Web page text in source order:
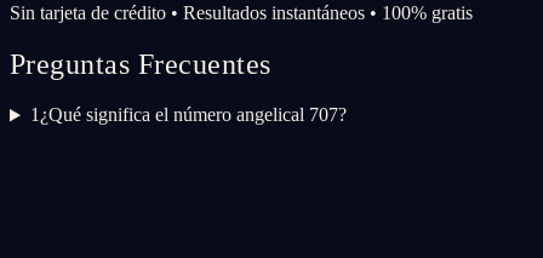
Sin tarjeta de crédito • Resultados instantáneos • 100% gratis
Preguntas Frecuentes
1¿Qué significa el número angelical 707?